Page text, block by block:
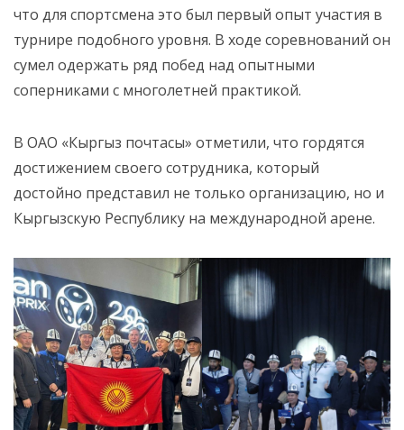
что для спортсмена это был первый опыт участия в
турнире подобного уровня. В ходе соревнований он
сумел одержать ряд побед над опытными
соперниками с многолетней практикой.
В ОАО «Кыргыз почтасы» отметили, что гордятся
достижением своего сотрудника, который
достойно представил не только организацию, но и
Кыргызскую Республику на международной арене.